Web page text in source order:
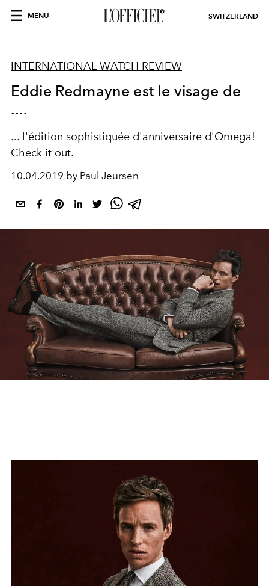
MENU SWITZERLAND
INTERNATIONAL WATCH REVIEW
Eddie Redmayne est le visage de
....
... l'édition sophistiquée d'anniversaire d'Omega!
Check it out.
10.04.2019 by Paul Jeursen